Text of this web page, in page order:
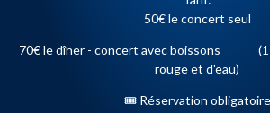
50€ le concert seul
70€ le dîner - concert avec boissons (1
rouge et d'eau)
🎟️ Réservation obligatoire